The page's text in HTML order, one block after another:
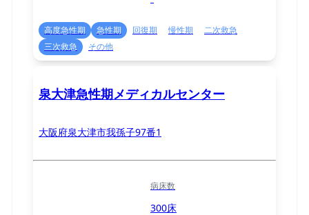
高度急性期 急性期 回復期 慢性期
二次救急
三次救急
その他
泉大津急性期メディカルセンター
大阪府泉大津市我孫子97番1
病床数
300床